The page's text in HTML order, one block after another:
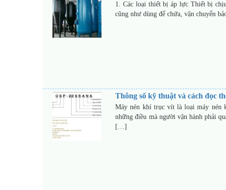
1. Các loại thiết bị áp lực Thiết bị
cũng như dùng để chứa, vận chuyển
Thông số kỹ thuật và cách đọc
Máy nén khí trục vít là loại máy nén
những điều mà người vận hành phải
[…]